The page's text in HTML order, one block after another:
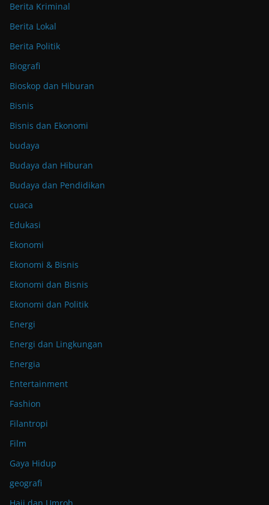
Berita Kriminal
Berita Lokal
Berita Politik
Biografi
Bioskop dan Hiburan
Bisnis
Bisnis dan Ekonomi
budaya
Budaya dan Hiburan
Budaya dan Pendidikan
cuaca
Edukasi
Ekonomi
Ekonomi & Bisnis
Ekonomi dan Bisnis
Ekonomi dan Politik
Energi
Energi dan Lingkungan
Energia
Entertainment
Fashion
Filantropi
Film
Gaya Hidup
geografi